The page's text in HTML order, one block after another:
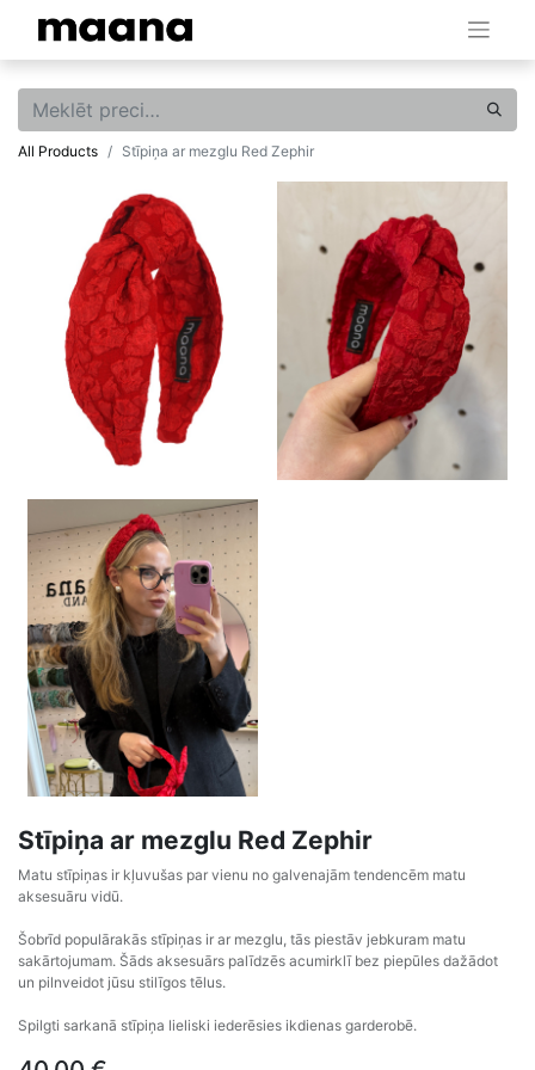
All Products Stīpiņa ar mezglu Red Zephir
Stīpiņa ar mezglu Red Zephir
Matu stīpiņas ir kļuvušas par vienu no galvenajām tendencēm matu
aksesuāru vidū.
Šobrīd populārakās stīpiņas ir ar mezglu, tās piestāv jebkuram matu
sakārtojumam. Šāds aksesuārs palīdzēs acumirklī bez piepūles dažādot
un pilnveidot jūsu stilīgos tēlus.
Spilgti sarkanā stīpiņa lieliski iederēsies ikdienas garderobē.